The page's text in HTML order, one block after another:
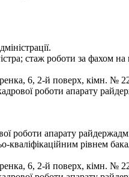
стаж роботи за фахом на
6, 2-й поверх, кімн. №
роботи апарату
роботи апарату
рівнем
6, 2-й поверх, кімн. №